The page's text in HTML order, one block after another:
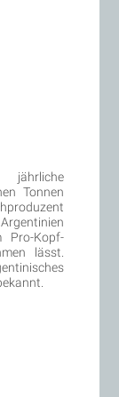
Tonnen
Pro-Kopf-
lässt.